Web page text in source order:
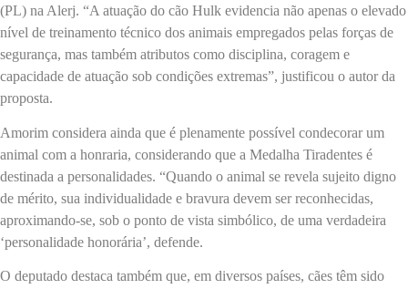
(PL) na Alerj. “A atuação do cão Hulk evidencia não apenas o elevado
nível de treinamento técnico dos animais empregados pelas forças de
segurança, mas também atributos como disciplina, coragem e
capacidade de atuação sob condições extremas”, justificou o autor da
proposta.
Amorim considera ainda que é plenamente possível condecorar um
animal com a honraria, considerando que a Medalha Tiradentes é
destinada a personalidades. “Quando o animal se revela sujeito digno
de mérito, sua individualidade e bravura devem ser reconhecidas,
aproximando-se, sob o ponto de vista simbólico, de uma verdadeira
‘personalidade honorária’, defende.
O deputado destaca também que, em diversos países, cães têm sido